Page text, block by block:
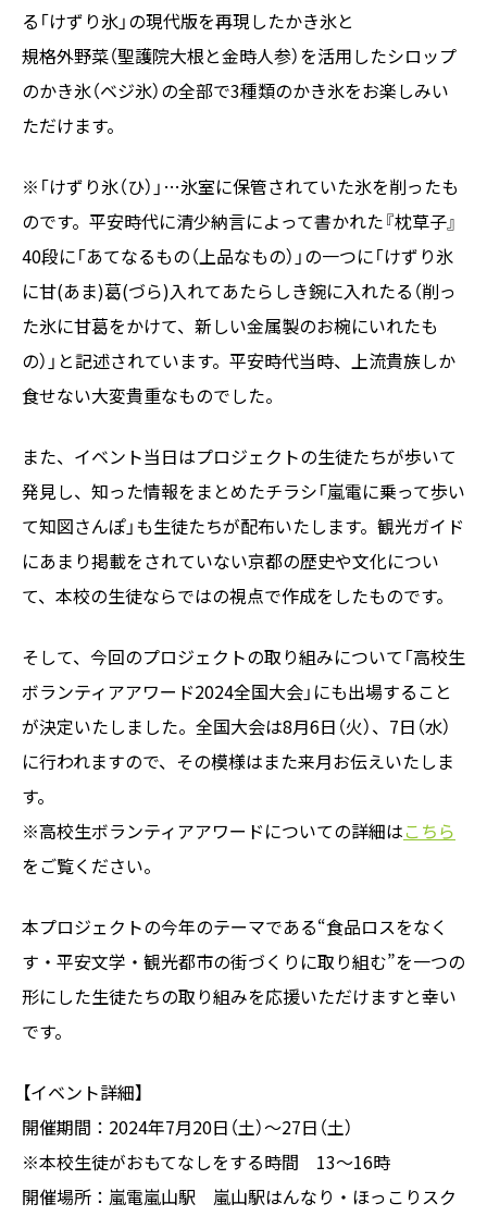
る「けずり氷」の現代版を再現したかき氷と
規格外野菜（聖護院大根と金時人参）を活用したシロップ
のかき氷（ベジ氷）の全部で3種類のかき氷をお楽しみい
ただけます。
※「けずり氷（ひ）」…氷室に保管されていた氷を削ったも
のです。平安時代に清少納言によって書かれた『枕草子』
40段に「あてなるもの（上品なもの）」の一つに「けずり氷
に甘(あま)葛(づら)入れてあたらしき鋺に入れたる（削っ
た氷に甘葛をかけて、新しい金属製のお椀にいれたも
の）」と記述されています。平安時代当時、上流貴族しか
食せない大変貴重なものでした。
また、イベント当日はプロジェクトの生徒たちが歩いて
発見し、知った情報をまとめたチラシ「嵐電に乗って歩い
て知図さんぽ」も生徒たちが配布いたします。観光ガイド
にあまり掲載をされていない京都の歴史や文化につい
て、本校の生徒ならではの視点で作成をしたものです。
そして、今回のプロジェクトの取り組みについて「高校生
ボランティアアワード2024全国大会」にも出場すること
が決定いたしました。全国大会は8月6日（火）、7日（水）
に行われますので、その模様はまた来月お伝えいたしま
す。
※高校生ボランティアアワードについての詳細はこちら
をご覧ください。
本プロジェクトの今年のテーマである“食品ロスをなく
す・平安文学・観光都市の街づくりに取り組む”を一つの
形にした生徒たちの取り組みを応援いただけますと幸い
です。
【イベント詳細】
開催期間：2024年7月20日（土）～27日（土）
※本校生徒がおもてなしをする時間 13～16時
開催場所：嵐電嵐山駅 嵐山駅はんなり・ほっこりスク